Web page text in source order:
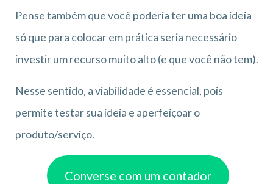
Pense também que você poderia ter uma boa ideia
só que para colocar em prática seria necessário
investir um recurso muito alto (e que você não tem).
Nesse sentido, a viabilidade é essencial, pois
permite testar sua ideia e aperfeiçoar o
produto/serviço.
Converse com um contador